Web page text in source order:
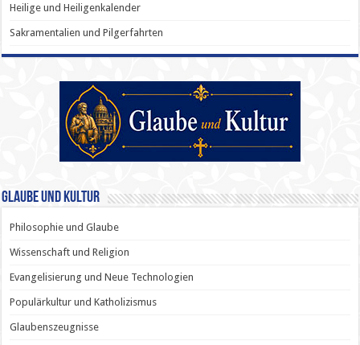
Heilige und Heiligenkalender
Sakramentalien und Pilgerfahrten
Glaube und Kultur
Philosophie und Glaube
Wissenschaft und Religion
Evangelisierung und Neue Technologien
Populärkultur und Katholizismus
Glaubenszeugnisse